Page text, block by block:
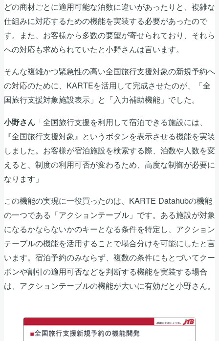
どの商材ごとに適用可能な泊数に違いがあったりと、複雑な
仕組みに対応するための機能を実装する必要があったので
す。また、お客様から多数の要望が寄せられており、それら
への対応も求められていたと小野さんは言います。
そんな複雑かつ緊急性の高い全国旅行支援対象の新規予約へ
の対応のために、KARTEを活用して完成させたのが、「全
国旅行支援対象施設表示」と「入力補助機能」でした。
小野さん 「全国旅行支援を利用して宿泊できる施設には、
『全国旅行支援対象』というボタンを表示させる機能を実装
しました。お客様が宿泊施設を検索する際、泊数や人数を変
えると、制度の利用可否が変わるため、高度な制御が必要に
なります」
この機能の実現に一役買ったのは、KARTE Datahubの機能
の一つである「アクションテーブル」です。ある施設が対象
になるかならないかのキーとなる条件を特定し、アクション
テーブルの機能を活用することで場合分けを可能にしたと言
います。宿泊予約のみならず、複数の条件にもとづいてクー
ポンや割引の適用可否などを判断する機能を実装する場合
は、アクションテーブルの機能が大いに有効だと小野さん。